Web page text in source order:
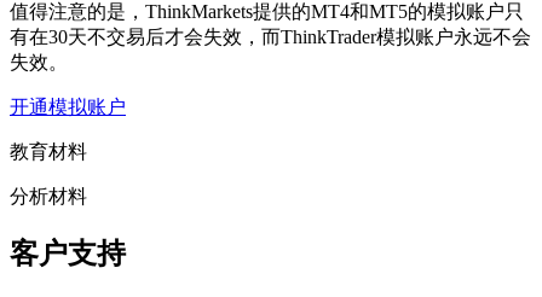
值得注意的是，ThinkMarkets提供的MT4和MT5的模拟账户只
有在30天不交易后才会失效，而ThinkTrader模拟账户永远不会
失效。
开通模拟账户
教育材料
分析材料
客户支持